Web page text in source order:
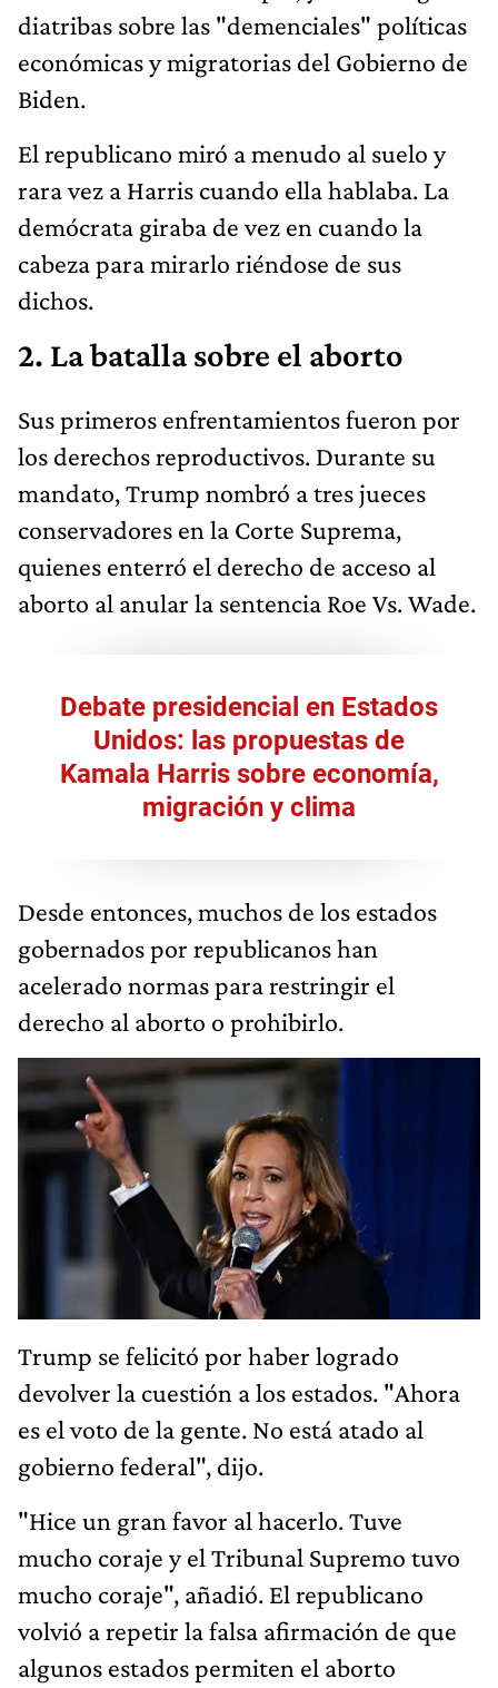
diatribas sobre las "demenciales" políticas
económicas y migratorias del Gobierno de
Biden.
El republicano miró a menudo al suelo y
rara vez a Harris cuando ella hablaba. La
demócrata giraba de vez en cuando la
cabeza para mirarlo riéndose de sus
dichos.
2. La batalla sobre el aborto
Sus primeros enfrentamientos fueron por
los derechos reproductivos. Durante su
mandato, Trump nombró a tres jueces
conservadores en la Corte Suprema,
quienes enterró el derecho de acceso al
aborto al anular la sentencia Roe Vs. Wade.
Debate presidencial en Estados
Unidos: las propuestas de
Kamala Harris sobre economía,
migración y clima
Desde entonces, muchos de los estados
gobernados por republicanos han
acelerado normas para restringir el
derecho al aborto o prohibirlo.
Trump se felicitó por haber logrado
devolver la cuestión a los estados. "Ahora
es el voto de la gente. No está atado al
gobierno federal", dijo.
"Hice un gran favor al hacerlo. Tuve
mucho coraje y el Tribunal Supremo tuvo
mucho coraje", añadió. El republicano
volvió a repetir la falsa afirmación de que
algunos estados permiten el aborto